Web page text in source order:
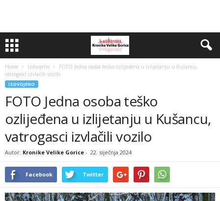
Home Izdvojeno
FOTO Jedna osoba teško ozlijeđena u izlijetanju u Kušancu,
vatrogasci izvlačili vozilo
IZDVOJENO
FOTO Jedna osoba teško
ozlijeđena u izlijetanju u Kušancu,
vatrogasci izvlačili vozilo
Autor: Kronike Velike Gorice - 22. siječnja 2024
Facebook Twitter